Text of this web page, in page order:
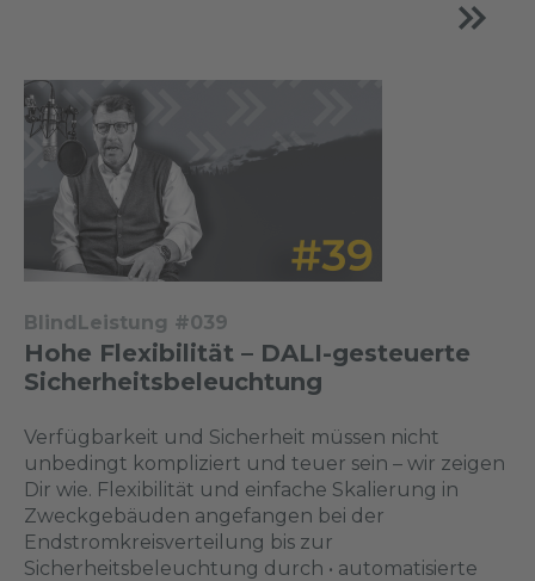
BlindLeistung #039
Hohe Flexibilität – DALI-gesteuerte
Sicherheitsbeleuchtung
Verfügbarkeit und Sicherheit müssen nicht
unbedingt kompliziert und teuer sein – wir zeigen
Dir wie. Flexibilität und einfache Skalierung in
Zweckgebäuden angefangen bei der
Endstromkreisverteilung bis zur
Sicherheitsbeleuchtung durch • automatisierte